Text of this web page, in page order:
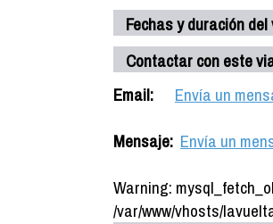
Fechas y duración
Contactar con este
Email:
Envía un
Mensaje: Envía un
Warning:
/var/www/vhosts/